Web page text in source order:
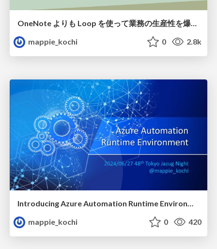
mappie_kochi
0 2.8k
Introducing Azure Automation Runtime Environment
mappie_kochi
0 420